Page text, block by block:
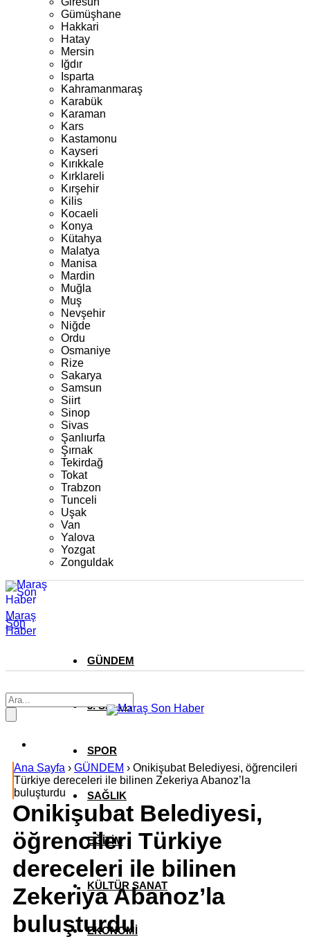
Gümüşhane
Hakkari
Hatay
Mersin
Iğdır
Isparta
Kahramanmaraş
Karabük
Karaman
Kars
Kastamonu
Kayseri
Kırıkkale
Kırklareli
Kırşehir
Kilis
Kocaeli
Konya
Kütahya
Malatya
Manisa
Mardin
Muğla
Muş
Nevşehir
Niğde
Ordu
Osmaniye
Rize
Sakarya
Samsun
Siirt
Sinop
Sivas
Şanlıurfa
Şırnak
Tekirdağ
Tokat
Trabzon
Tunceli
Uşak
Van
Yalova
Yozgat
Zonguldak
Maraş
Son
Haber
GÜNDEM
3. SAYFA
SPOR
SAĞLIK
EĞİTİM
KÜLTÜR SANAT
EKONOMİ
Ana Sayfa › GÜNDEM › Onikişubat Belediyesi, öğrencileri
Türkiye dereceleri ile bilinen Zekeriya Abanoz’la
buluşturdu
Onikişubat Belediyesi,
öğrencileri Türkiye
dereceleri ile bilinen
Zekeriya Abanoz’la
buluşturdu